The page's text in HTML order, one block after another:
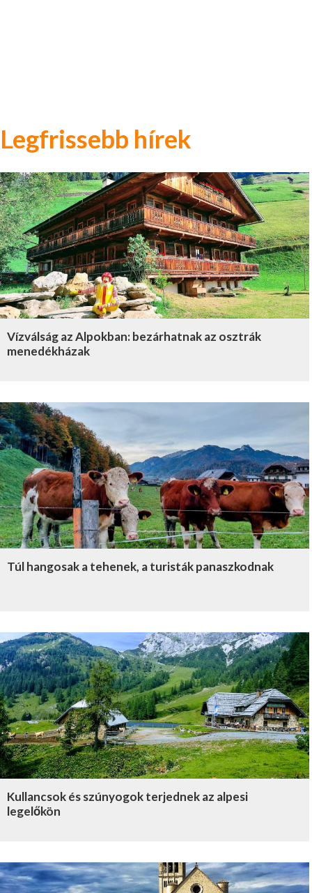
Legfrissebb hírek
Vízválság az Alpokban: bezárhatnak az osztrák
menedékházak
Túl hangosak a tehenek, a turisták panaszkodnak
Kullancsok és szúnyogok terjednek az alpesi
legelőkön